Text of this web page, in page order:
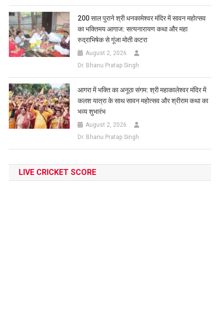
200 साल पुराने श्री धनकामेश्वर मंदिर में सावन महोत्सव
का भक्तिमय आगाज: सत्यनारायण कथा और महा
रुद्राभिषेक से गूंजा मोती कटरा
August 2, 2026
Dr. Bhanu Pratap Singh
आगरा में भक्ति का अनूठा संगम: श्री महाकालेश्वर मंदिर में
कलश यात्रा के साथ सावन महोत्सव और श्रीराम कथा का
भव्य शुभारंभ
August 2, 2026
Dr. Bhanu Pratap Singh
LIVE CRICKET SCORE